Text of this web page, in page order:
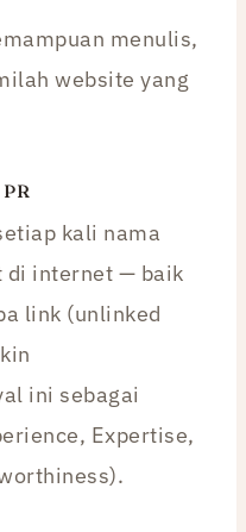
menulis,
website yang
kali nama
di internet — baik
link (unlinked
ini sebagai
Expertise,